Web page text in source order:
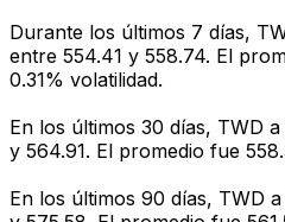
Durante los últimos 7 días,
entre 554.41 y 558.74. El
0.31% volatilidad.
En los últimos 30 días, TWD
y 564.91. El promedio fue
En los últimos 90 días, TWD